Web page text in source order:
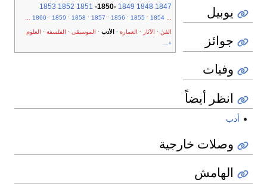
1847
1848
1849
-
1850
-
1851
1852
1853
...
1854
1855
1856
1857
1858
1859
1860
...
الفن الآثار العمارة الأدب الموسيقى الفلسفة
العلوم
+...
يوبيل
جوائز
وفيات
انظر أيضاً
أدب
وصلات خارجية
الهامش